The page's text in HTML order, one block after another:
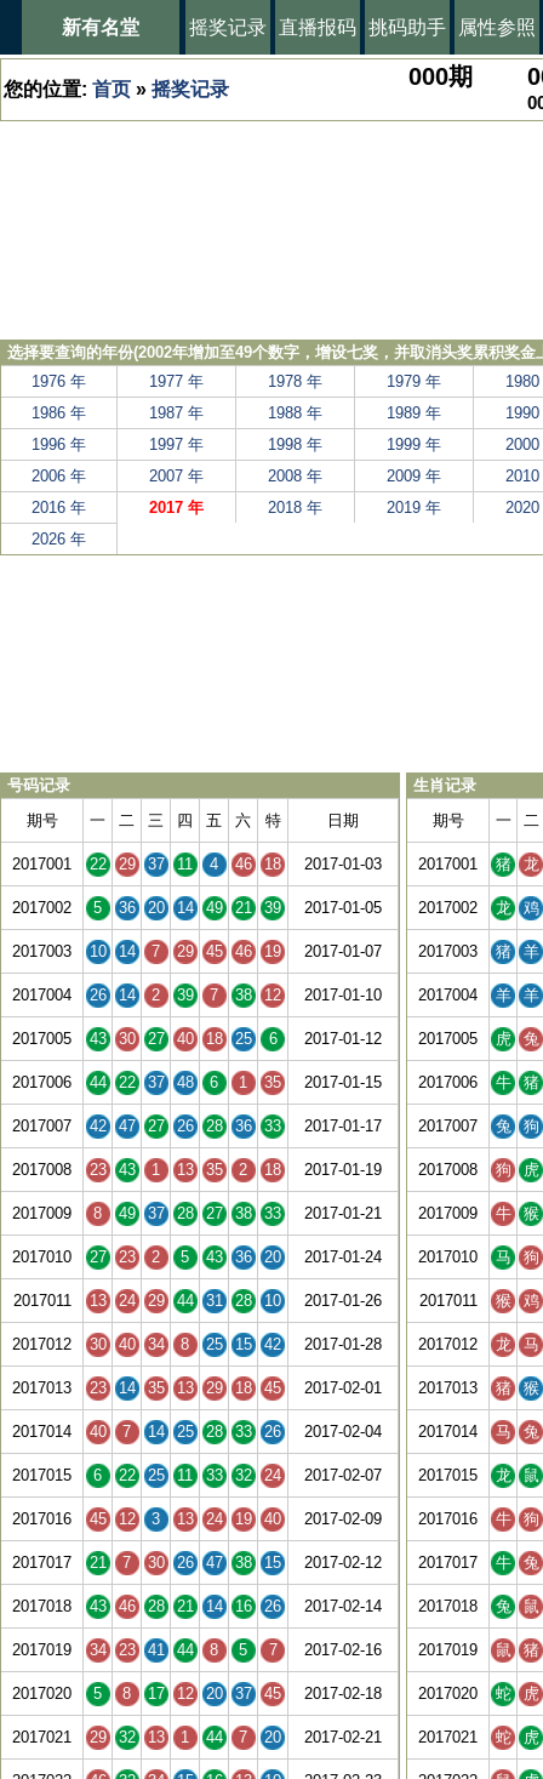
新有名堂 摇奖记录 直播报码 挑码助手 属性参照
您的位置: 首页 » 摇奖记录 000期
选择要查询的年份(2002年增加至49个数字，增设七奖，并取消头奖累积奖
1976 年
1977 年 1978 年 1979 年
1986 年
1987 年 1988 年 1989 年
1996 年
1997 年 1998 年 1999 年
2000
2006 年
2007 年 2008 年 2009 年
2010
2016 年
2017 年 2018 年 2019 年
2020
2026 年
号码记录
期号
一 二 三 四 五 六 特 日期
2017001 22 29 37 11 4 46 18 2017-01-03
2017002 5 36 20 14 49 21 39 2017-01-05
2017003 10 14 7 29 45 46 19 2017-01-07
2017004 26 14 2 39 7 38 12 2017-01-10
2017005 43 30 27 40 18 25 6 2017-01-12
2017006 44 22 37 48 6 1 35 2017-01-15
2017007 42 47 27 26 28 36 33 2017-01-17
2017008 23 43 1 13 35 2 18 2017-01-19
2017009 8 49 37 28 27 38 33 2017-01-21
2017010 27 23 2 5 43 36 20 2017-01-24
2017011 13 24 29 44 31 28 10 2017-01-26
2017012 30 40 34 8 25 15 42 2017-01-28
2017013 23 14 35 13 29 18 45 2017-02-01
2017014 40 7 14 25 28 33 26 2017-02-04
2017015 6 22 25 11 33 32 24 2017-02-07
2017016 45 12 3 13 24 19 40 2017-02-09
2017017 21 7 30 26 47 38 15 2017-02-12
2017018 43 46 28 21 14 16 26 2017-02-14
2017019 34 23 41 44 8 5 7 2017-02-16
2017020 5 8 17 12 20 37 45 2017-02-18
2017021 29 32 13 1 44 7 20 2017-02-21
生肖记录
期号
一 二
2017001 猪 龙
2017002 龙 鸡
2017003 猪 羊
2017004 羊 羊
2017005 虎 兔
2017006 牛 猪
2017007 兔 狗
2017008 狗 虎
2017009 牛 猴
2017010 马 狗
2017011 猴 鸡
2017012 龙 马
2017013 猪 猴
2017014 马 兔
2017015 龙 鼠
2017016 牛 狗
2017017 牛 兔
2017018 兔 鼠
2017019 鼠 猪
2017020 蛇 虎
2017021 蛇 虎